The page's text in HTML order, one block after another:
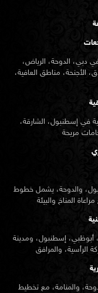
دبي، الدوحة، الرياض،
الأجنحة، مناطق العافية،
في إسطنبول، الشارقة،
والدوحة، يشمل خطوط
إسطنبول، ومدينة
والمنامة، مع تخطيط